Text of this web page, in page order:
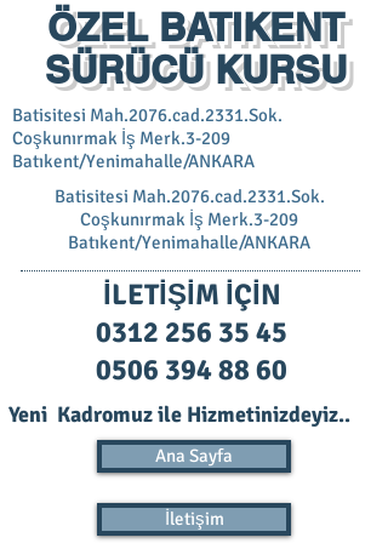
ÖZEL BATIKENT
SÜRÜCÜ KURSU
Batisitesi Mah.2076.cad.2331.Sok.
Coşkunırmak İş Merk.3-209
Batıkent/Yenimahalle/ANKARA
Batisitesi Mah.2076.cad.2331.Sok.
Coşkunırmak İş Merk.3-209
Batıkent/Yenimahalle/ANKARA
İLETİŞİM İÇİN
0312 256 35 45
0506 394 88 60
Yeni Kadromuz ile Hizmetinizdeyiz..
Ana Sayfa
İletişim